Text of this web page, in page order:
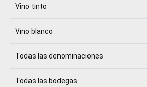
Vino tinto
Vino blanco
Todas las denominaciones
Todas las bodegas